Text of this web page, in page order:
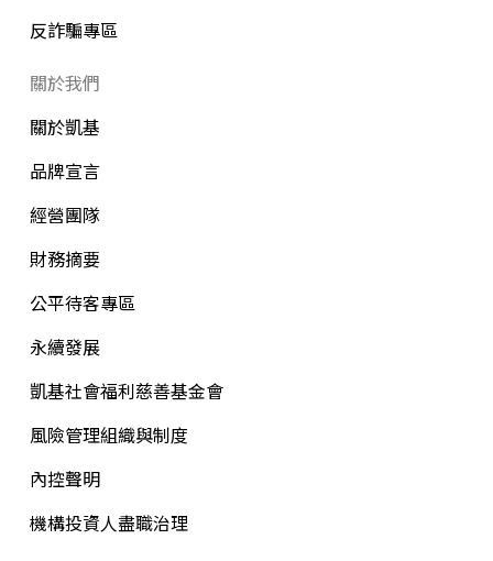
反詐騙專區
關於我們
關於凱基
品牌宣言
經營團隊
財務摘要
公平待客專區
永續發展
凱基社會福利慈善基金會
風險管理組織與制度
內控聲明
機構投資人盡職治理